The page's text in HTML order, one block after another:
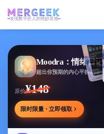
发现数字匠人的绝妙灵感
Moodra：情绪日记
超出你预期的内心平静助手
原价¥148
限时限量 · 立即领取